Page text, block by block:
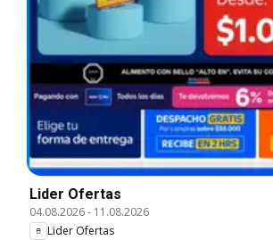
Lider Ofertas
04.08.2026- 11.08.2026
Lider Ofertas